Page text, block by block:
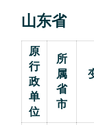
山东省
原
行
政
单
位
所
属
省
市